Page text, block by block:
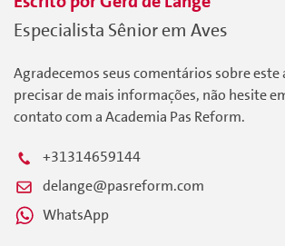
Especialista Sênior em Aves
Agradecemos seus comentários sobre este
precisar de mais informações, não hesite
contato com a Academia Pas Reform.
+31314659144
delange@pasreform.com
WhatsApp